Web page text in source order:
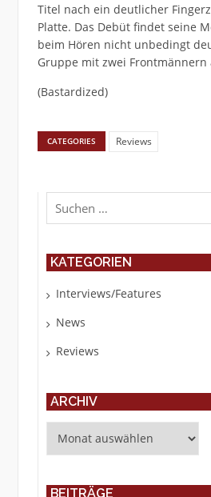
Titel nach ein deutlicher
Platte. Das Debüt findet seine
beim Hören nicht unbedingt
Gruppe mit zwei
(Bastardized)
CATEGORIES Reviews
Suchen
nach:
KATEGORIEN
Interviews/Features
News
Reviews
ARCHIV
BEITRÄGE